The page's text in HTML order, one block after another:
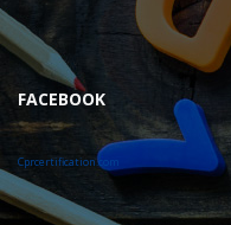
FACEBOOK
Cprcertification.com